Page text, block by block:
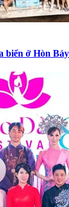
biển ở Hòn